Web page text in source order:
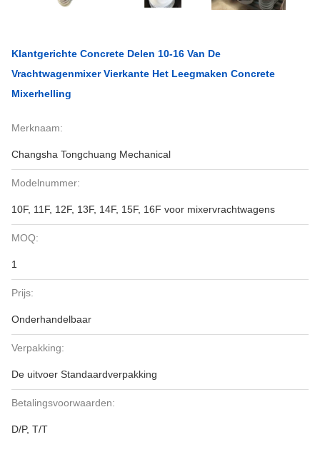
Klantgerichte Concrete Delen 10-16 Van De
Vrachtwagenmixer Vierkante Het Leegmaken Concrete
Mixerhelling
Merknaam:
Changsha Tongchuang Mechanical
Modelnummer:
10F, 11F, 12F, 13F, 14F, 15F, 16F voor mixervrachtwagens
MOQ:
1
Prijs:
Onderhandelbaar
Verpakking:
De uitvoer Standaardverpakking
Betalingsvoorwaarden:
D/P, T/T